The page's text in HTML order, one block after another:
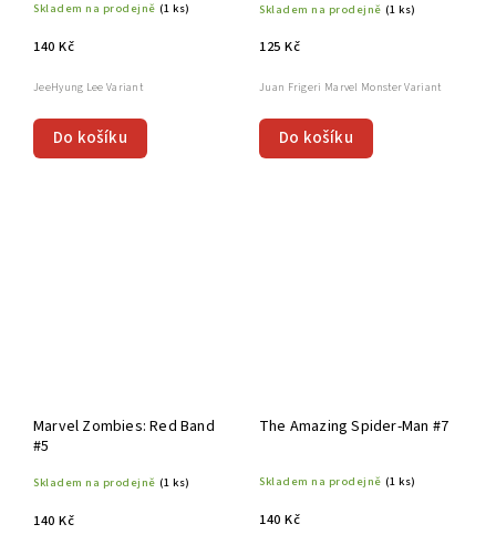
Skladem na prodejně (1 ks)
140 Kč
Do košíku
JeeHyung Lee Variant
Skladem na prodejně (1 ks)
125 Kč
Do košíku
Juan Frigeri Marvel Monster Variant
Marvel Zombies: Red Band
#5
Skladem na prodejně (1 ks)
140 Kč
The Amazing Spider-Man #7
Skladem na prodejně (1 ks)
140 Kč